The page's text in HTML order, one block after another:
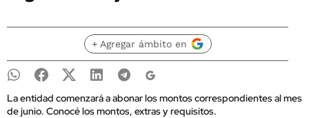
+ Agregar ámbito en
La entidad comenzará a abonar los montos correspondientes al mes
de junio. Conocé los montos, extras y requisitos.